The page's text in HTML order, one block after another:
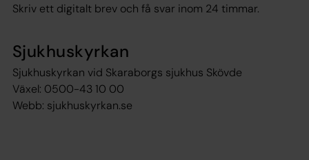
Skriv ett digitalt brev och få svar inom 24 timmar.
Sjukhuskyrkan
Sjukhuskyrkan vid Skaraborgs sjukhus Skövde
Växel: 0500-43 10 00
Webb: sjukhuskyrkan.se